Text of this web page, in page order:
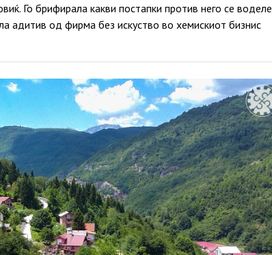
Го брифирала какви постапки против него се воделе
адитив од фирма без искуство во хемискиот бизнис